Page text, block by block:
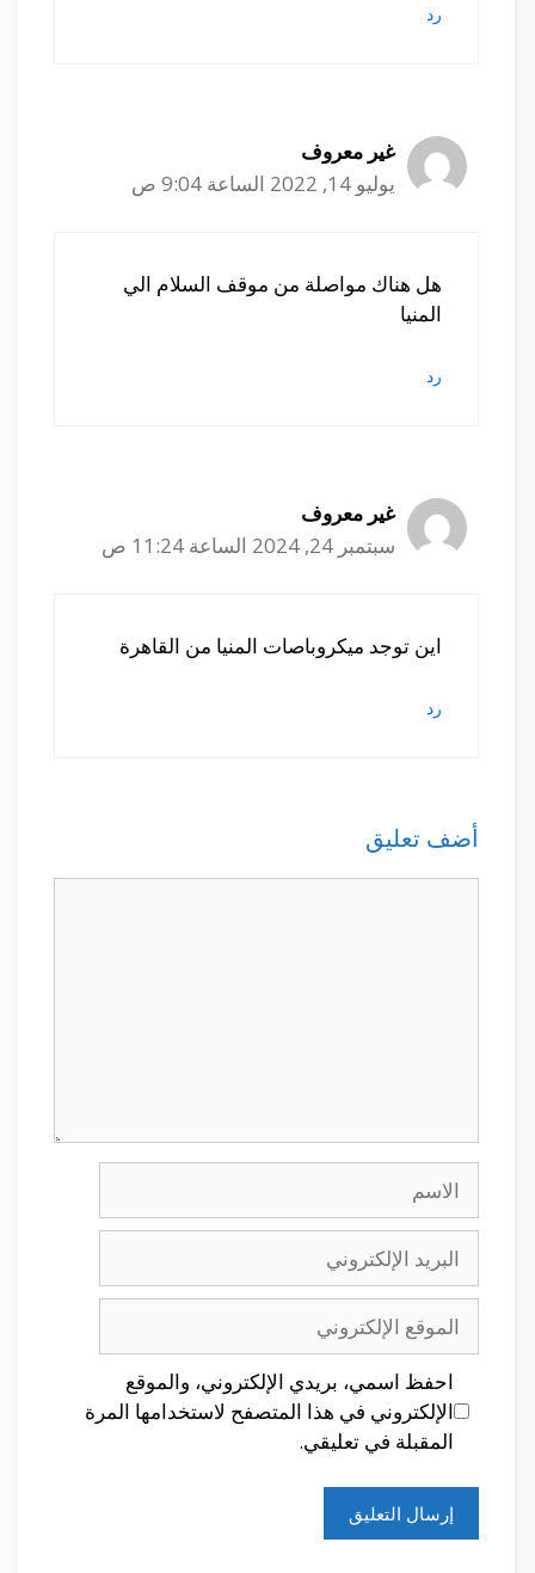
رد
غير معروف
يوليو 14, 2022 الساعة 9:04 ص
هل هناك مواصلة من موقف السلام الي
المنيا
رد
غير معروف
سبتمبر 24, 2024 الساعة 11:24 ص
اين توجد ميكروباصات المنيا من القاهرة
رد
أضف تعليق
الاسم
البريد
الإلكتروني
الموقع
الإلكتروني
احفظ اسمي، بريدي الإلكتروني، والموقع
الإلكتروني في هذا المتصفح لاستخدامها المرة
المقبلة في تعليقي.